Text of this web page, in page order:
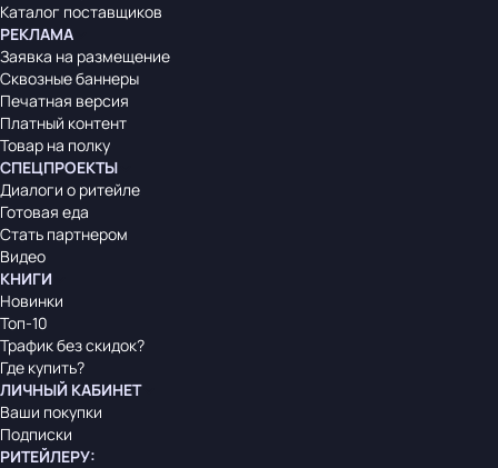
Каталог поставщиков
РЕКЛАМА
Заявка на размещение
Сквозные баннеры
Печатная версия
Платный контент
Товар на полку
СПЕЦПРОЕКТЫ
Диалоги о ритейле
Готовая еда
Стать партнером
Видео
КНИГИ
Новинки
Топ-10
Трафик без скидок?
Где купить?
ЛИЧНЫЙ КАБИНЕТ
Ваши покупки
Подписки
РИТЕЙЛЕРУ: